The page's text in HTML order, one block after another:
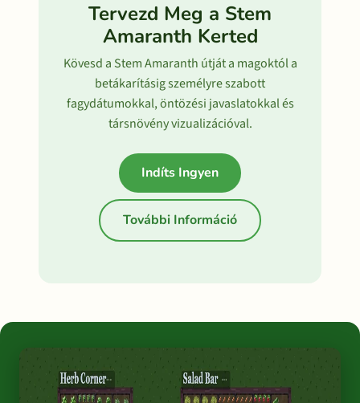
Tervezd Meg a Stem
Amaranth Kerted
Kövesd a Stem Amaranth útját a magoktól a
betákarításig személyre szabott
fagydátumokkal, öntözési javaslatokkal és
társnövény vizualizációval.
Indíts Ingyen
További Információ